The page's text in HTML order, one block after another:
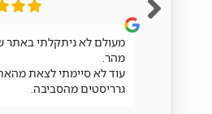
מעולם לא ניתקלתי
מהר.
עוד לא סיימתי לצאת
גרריסטים מהסביבה.